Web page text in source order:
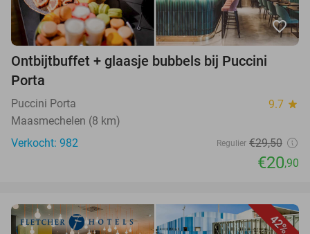
favorite_border
Ontbijtbuffet + glaasje bubbels bij Puccini
Porta
Puccini Porta 9.7 star
Maasmechelen (8 km)
Verkocht: 982
Regulier €29,50
€20,90
42%